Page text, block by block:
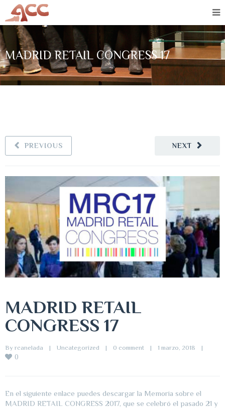
MADRID RETAIL CONGRESS 17
NEXT
PREVIOUS
MADRID RETAIL
CONGRESS 17
By rcanelada | Uncategorized | 0 comment | 1 marzo, 2018 |
0
En el siguiente enlace puedes descargar la Memoria sobre el
MADRID RETAIL CONGRESS 2017, que se celebró el pasado 21 y